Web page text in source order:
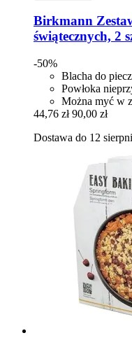
Birkmann
świątecznych, 2
-50%
Blacha do
Powłoka
Można myć w
44,76 zł 90,00 zł
Dostawa do 12